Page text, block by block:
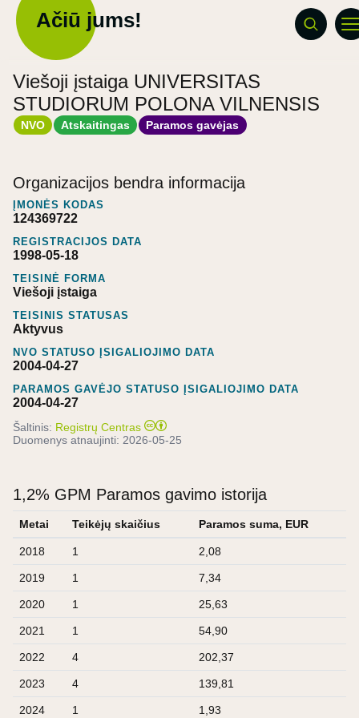
Ačiū jums!
Viešoji įstaiga UNIVERSITAS
STUDIORUM POLONA VILNENSIS
NVO Atskaitingas Paramos gavėjas
Organizacijos bendra informacija
ĮMONĖS KODAS
124369722
REGISTRACIJOS DATA
1998-05-18
TEISINĖ FORMA
Viešoji įstaiga
TEISINIS STATUSAS
Aktyvus
NVO STATUSO ĮSIGALIOJIMO DATA
2004-04-27
PARAMOS GAVĖJO STATUSO ĮSIGALIOJIMO DATA
2004-04-27
Šaltinis: Registrų Centras
Duomenys atnaujinti: 2026-05-25
1,2% GPM Paramos gavimo istorija
Metai Teikėjų skaičius Paramos suma, EUR
2018 1 2,08
2019 1 7,34
2020 1 25,63
2021 1 54,90
2022 4 202,37
2023 4 139,81
2024 1 1,93